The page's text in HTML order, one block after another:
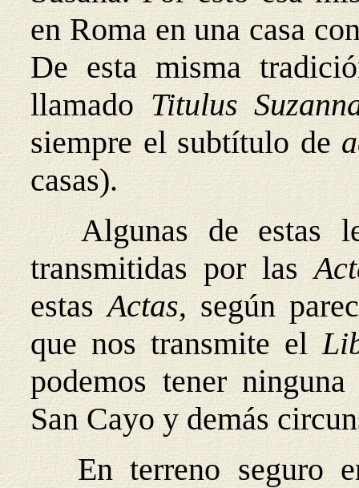
en Roma en una casa
De esta misma
llamadoTitulus
siempre el subtítulo de
casas).
Algunas de estas
transmitidas por las
estasActas, según
que nos transmite el
podemos tener
San Cayo y demás
En terreno seguro